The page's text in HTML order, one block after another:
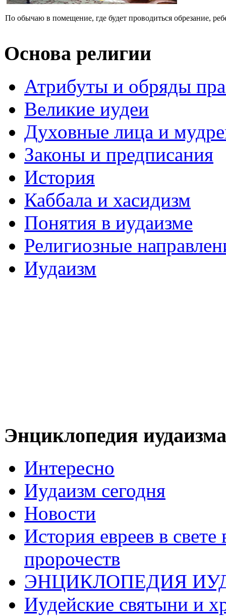
По обычаю в помещение, где будет проводиться обрезание,
Основа религии
Атрибуты и обряды
Великие иудеи
Духовные лица и
Законы и предписания
История
Каббала и хасидизм
Понятия в иудаизме
Религиозные
Иудаизм
Энциклопедия иудаизма
Интересно
Иудаизм сегодня
Новости
История евреев в
пророчеств
ЭНЦИКЛОПЕДИЯ
Иудейские святыни и